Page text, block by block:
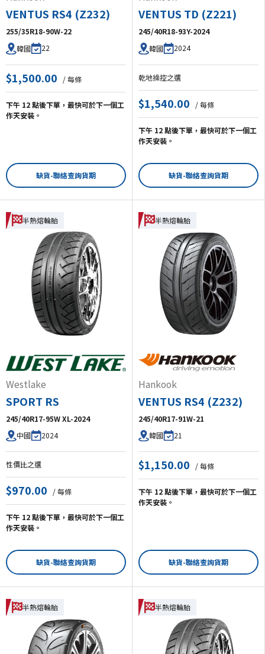
VENTUS RS4 (Z232)
255/35R18-90W-22
韓國
22
$1,500.00 / 每條
下午 12 點後下單，最快可於下一個工
作天安裝。
缺貨-聯絡查詢貨期
VENTUS TD (Z221)
245/40R18-93Y-2024
韓國
2024
乾地操控之選
$1,540.00 / 每條
下午 12 點後下單，最快可於下一個工
作天安裝。
缺貨-聯絡查詢貨期
半熱熔輪胎
Westlake
SPORT RS
245/40R17-95W XL-2024
中國
2024
性價比之選
$970.00 / 每條
下午 12 點後下單，最快可於下一個工
作天安裝。
缺貨-聯絡查詢貨期
半熱熔輪胎
Hankook
VENTUS RS4 (Z232)
245/40R17-91W-21
韓國
21
$1,150.00 / 每條
下午 12 點後下單，最快可於下一個工
作天安裝。
缺貨-聯絡查詢貨期
半熱熔輪胎 半熱熔輪胎